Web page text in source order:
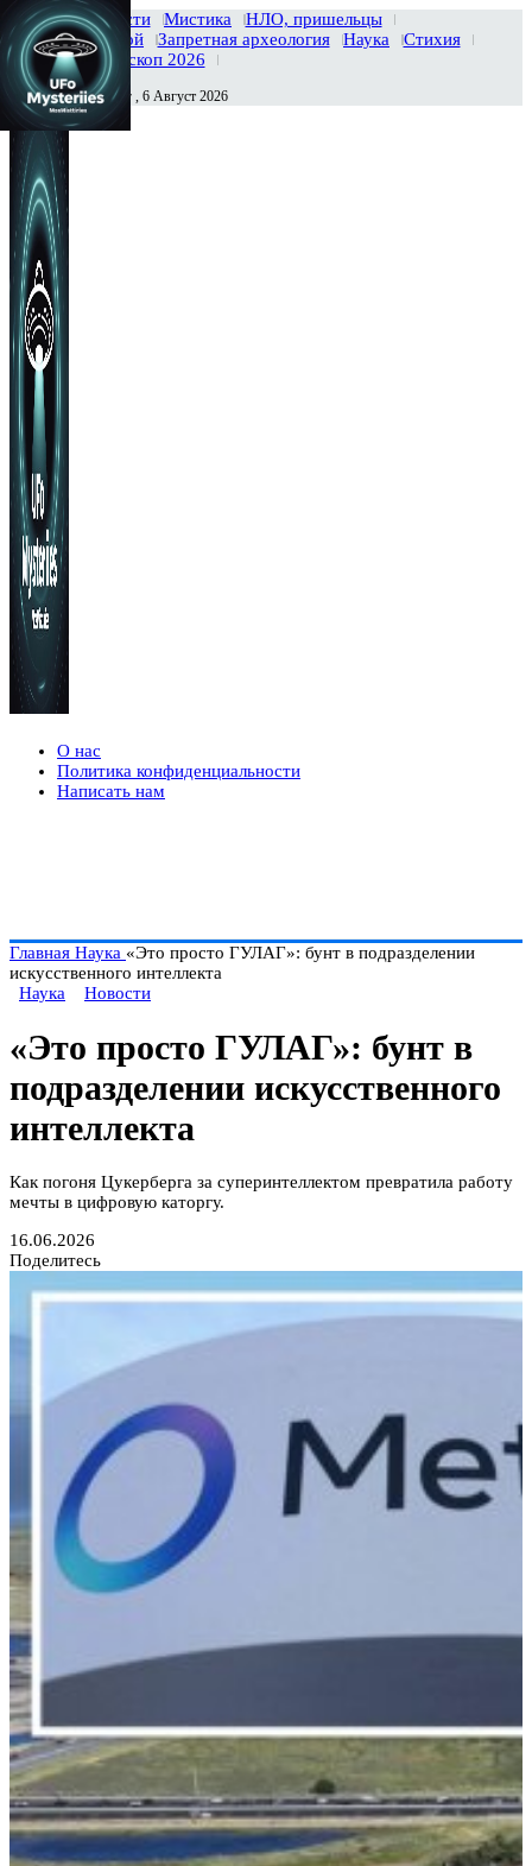
Главная Новости Мистика
НЛО, пришельцы
Тайны вселенной
Запретная археология Наука
Стихия
История
Гороскоп 2026
Сегодня Четверг , 6 Август 2026
О нас
Политика конфиденциальности
Написать нам
Главная Наука «Это просто ГУЛАГ»: бунт в подразделении
искусственного интеллекта
Наука
Новости
«Это просто ГУЛАГ»: бунт в
подразделении искусственного
интеллекта
Как погоня Цукерберга за суперинтеллектом превратила работу
мечты в цифровую каторгу.
16.06.2026
Поделитесь